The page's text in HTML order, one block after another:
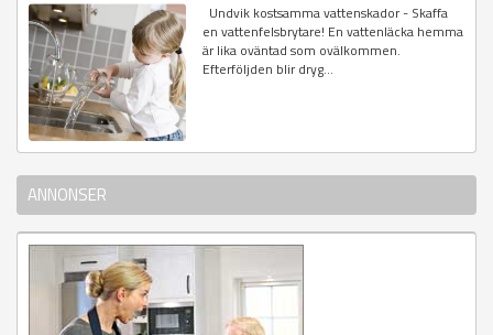
Undvik kostsamma vattenskador - Skaffa
en vattenfelsbrytare! En vattenläcka hemma
är lika oväntad som ovälkommen.
Efterföljden blir dryg...
ANNONSER